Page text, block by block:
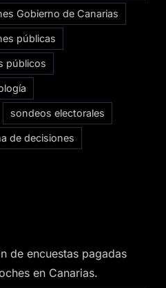
Gobierno de Canarias
públicas
públicos
sondeos electorales
de decisiones
de encuestas pagadas
en Canarias.